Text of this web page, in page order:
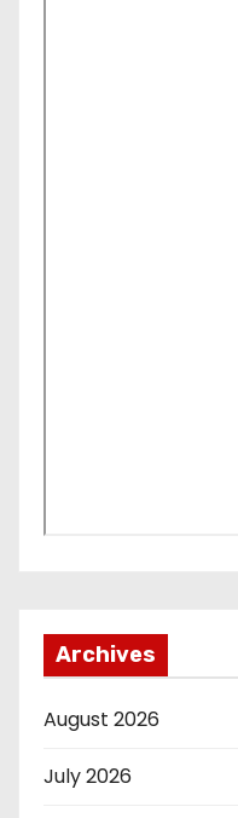
Archives
August 2026
July 2026